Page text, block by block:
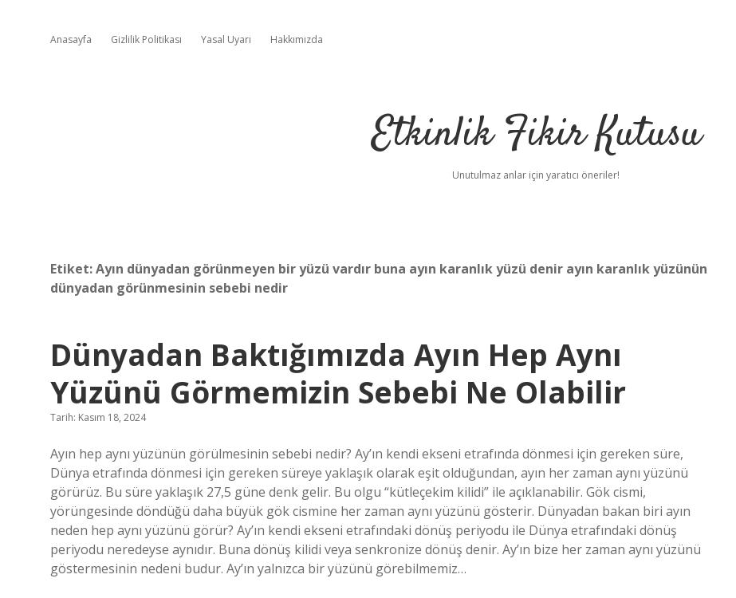
Anasayfa Gizlilik Politikası Yasal Uyarı Hakkımızda
Etkinlik Fikir Kutusu
Unutulmaz anlar için yaratıcı öneriler!
Etiket:Ayın dünyadan görünmeyen bir yüzü vardır buna ayın karanlık yüzü denir ayın karanlık yüzünün
dünyadan görünmesinin sebebi nedir
Dünyadan Baktığımızda Ayın Hep Aynı
Yüzünü Görmemizin Sebebi Ne Olabilir
Tarih: Kasım 18, 2024
Ayın hep aynı yüzünün görülmesinin sebebi nedir? Ay’ın kendi ekseni etrafında dönmesi için gereken süre,
Dünya etrafında dönmesi için gereken süreye yaklaşık olarak eşit olduğundan, ayın her zaman aynı yüzünü
görürüz. Bu süre yaklaşık 27,5 güne denk gelir. Bu olgu “kütleçekim kilidi” ile açıklanabilir. Gök cismi,
yörüngesinde döndüğü daha büyük gök cismine her zaman aynı yüzünü gösterir. Dünyadan bakan biri ayın
neden hep aynı yüzünü görür? Ay’ın kendi ekseni etrafındaki dönüş periyodu ile Dünya etrafındaki dönüş
periyodu neredeyse aynıdır. Buna dönüş kilidi veya senkronize dönüş denir. Ay’ın bize her zaman aynı yüzünü
göstermesinin nedeni budur. Ay’ın yalnızca bir yüzünü görebilmemiz…